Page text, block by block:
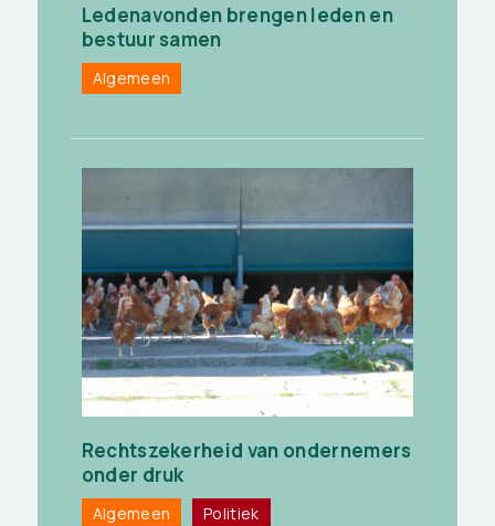
Ledenavonden brengen leden en
bestuur samen
Algemeen
Rechtszekerheid van ondernemers
onder druk
Algemeen Politiek